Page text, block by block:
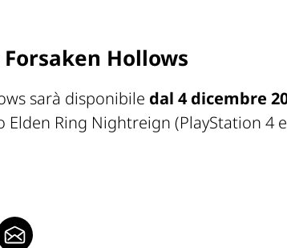
Hollows
sarà disponibile dal 4 dicembre
Ring Nightreign (PlayStation 4